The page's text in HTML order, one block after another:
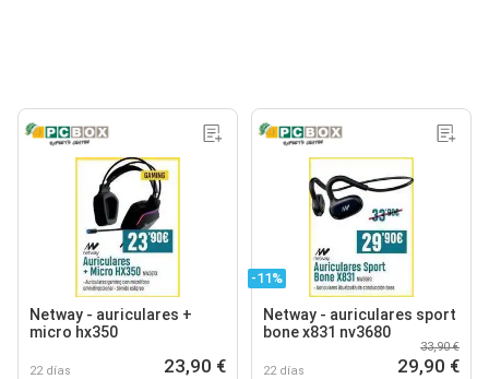
Netway - auriculares +
micro hx350
22 días 23,90 €
-11%
Netway - auriculares sport
bone x831 nv3680
22 días
33,90 €
29,90 €